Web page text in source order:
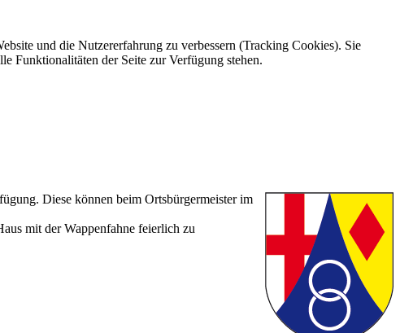
Diese können beim Ortsbürgermeister im
mit der Wappenfahne feierlich zu
und die Nutzererfahrung zu verbessern (Tracking Cookies). Sie
Funktionalitäten der Seite zur Verfügung stehen.